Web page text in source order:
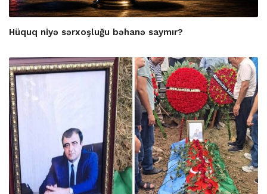
Hüquq niyə sərxoşluğu bəhanə saymır?